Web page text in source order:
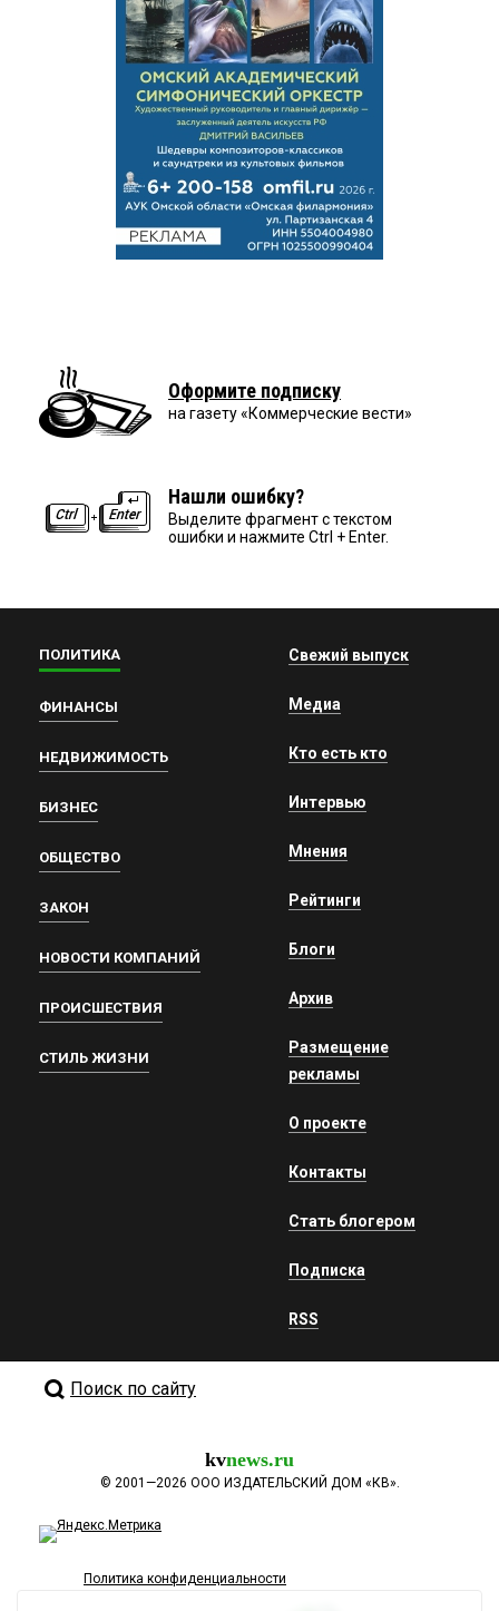
Оформите подписку
на газету «Коммерческие вести»
Нашли ошибку?
Выделите фрагмент с текстом
ошибки и нажмите Ctrl + Enter.
ПОЛИТИКА
ФИНАНСЫ
НЕДВИЖИМОСТЬ
БИЗНЕС
ОБЩЕСТВО
ЗАКОН
НОВОСТИ КОМПАНИЙ
ПРОИСШЕСТВИЯ
СТИЛЬ ЖИЗНИ
Свежий выпуск
Медиа
Кто есть кто
Интервью
Мнения
Рейтинги
Блоги
Архив
Размещение
рекламы
О проекте
Контакты
Стать блогером
Подписка
RSS
Поиск по сайту
kvnews.ru
© 2001—2026 ООО ИЗДАТЕЛЬСКИЙ ДОМ «КВ».
Политика конфиденциальности